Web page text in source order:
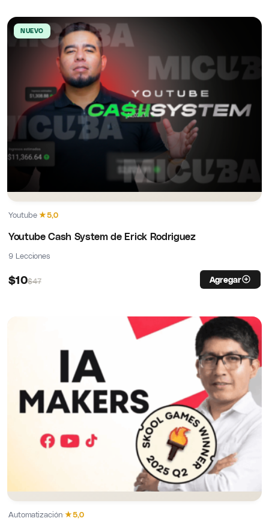
NUEVO
Youtube·★5,0
Youtube Cash System de Erick Rodriguez
9 Lecciones
$10$47 Agregar
Automatización·★5,0